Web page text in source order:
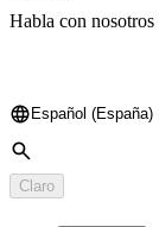
Habla con
Language
Español (España)
Búsqueda
Claro